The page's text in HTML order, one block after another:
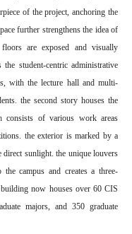
of the project, anchoring the
further strengthens the idea of
are exposed and visually
student-centric administrative
with the lecture hall and multi-
the second story houses the
consists of various work areas
the exterior is marked by a
direct sunlight. the unique louvers
campus and creates a three-
now houses over 60 CIS
majors, and 350 graduate